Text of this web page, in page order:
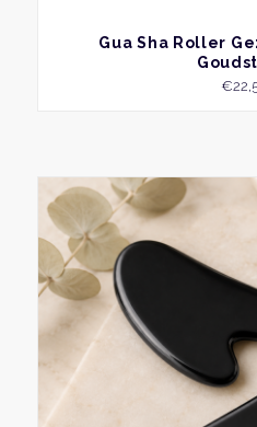
BEKIJK
Gua Sha Roller
€